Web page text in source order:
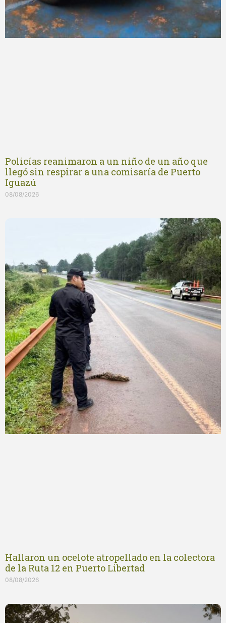
Policías reanimaron a un niño de un año que
llegó sin respirar a una comisaría de Puerto
Iguazú
08/08/2026
Hallaron un ocelote atropellado en la colectora
de la Ruta 12 en Puerto Libertad
08/08/2026